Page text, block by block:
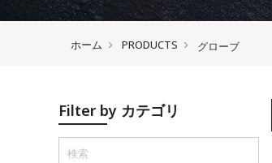
ホーム PRODUCTS グローブ
Filter by カテゴリ